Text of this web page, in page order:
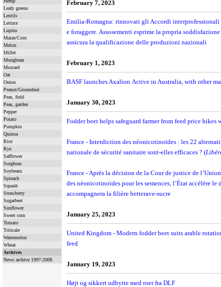
Leafy greens
Lentils
Lettuce
Lupins
Maize/Corn
Melon
Millet
Mungbean
Mustard
Oat
Onion
Peanut/Groundnut
Peas, field
Peas, garden
Pepper
Potato
Pumpkin
Quinoa
Rice
Rye
Safflower
Sorghum
Soybeans
Spinach
Squash
Strawberry
Sugarbeet
Sunflower
Sweet corn
Tomato
Triticale
Watermelon
Wheat
Archives
News archive 1997-2008
February 7, 2023
Emilia-Romagna: rinnovati gli Accordi interprofessionali
e foraggere. Assosementi esprime la propria
assicura la qualificazione delle produzioni nazionali
February 1, 2023
BASF launches Axalion Active in Australia, with other
January 30, 2023
Fodder beet helps safeguard farmer from feed price
France - Interdiction des néonicotinoïdes : les 22
nationale de sécurité sanitaire sont-elles efficaces ? (
France - Après la décision de la Cour de justice de
des néonicotinoïdes pour les semences, l’État accélère le
accompagnera la filière betterave-sucre
January 25, 2023
United Kingdom - Modern fodder beet suits arable
feed
January 19, 2023
Højt og sikkert udbytte med roer fra DLF